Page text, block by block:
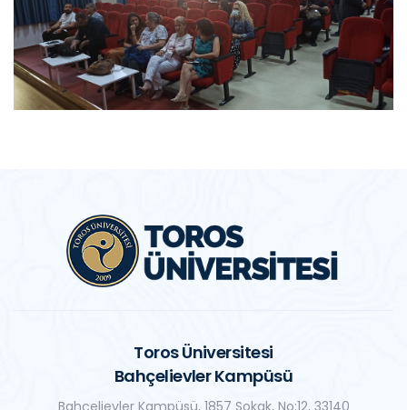
Toros Üniversitesi
Bahçelievler Kampüsü
Bahçelievler Kampüsü, 1857 Sokak, No:12, 33140